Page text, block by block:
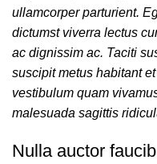
ullamcorper parturient.
dictumst viverra lectus
ac dignissim ac. Taciti
suscipit metus habitant
vestibulum quam
malesuada sagittis
Nulla auctor